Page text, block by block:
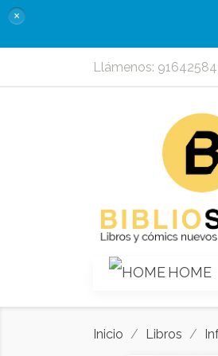
×
Llámenos:
HOME
Inicio Libros